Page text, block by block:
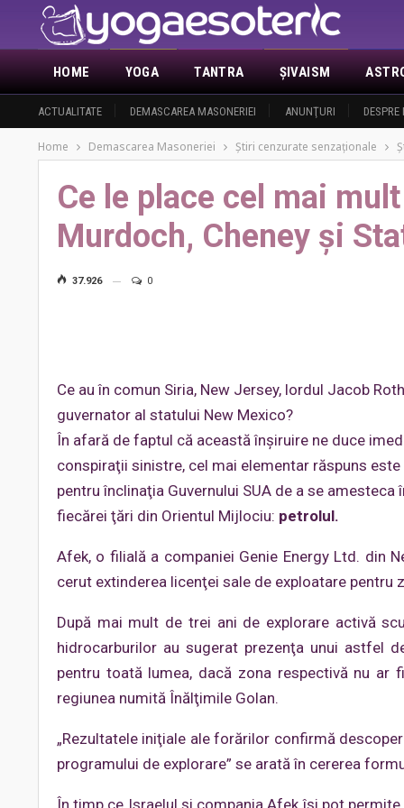
HOME
ACTUALITATE DEMASCAREA MASONERIEI ANUNŢURI DESPRE
YOGA TANTRA ŞIVAISM
Home Demascarea Masoneriei Ştiri cenzurate senzaţionale
Ce le place cel mai
Murdoch, Cheney şi
37.926 0
Ce au în comun Siria, New Jersey, lordul Jacob
guvernator al statului New Mexico?
În afară de faptul că această înșiruire ne duce
conspiraţii sinistre, cel mai elementar răspuns
pentru înclinaţia Guvernului SUA de a se amesteca
fiecărei ţări din Orientul Mijlociu: petrolul.
Afek, o filială a companiei Genie Energy Ltd. din
cerut extinderea licenţei sale de exploatare pentru
După mai mult de trei ani de explorare activă
hidrocarburilor au sugerat prezenţa unui astfel
pentru toată lumea, dacă zona respectivă nu
regiunea numită Înălţimile Golan.
„Rezultatele iniţiale ale forărilor confirmă
programului de explorare” se arată în cererea
În timp ce Israelul şi compania Afek își pot